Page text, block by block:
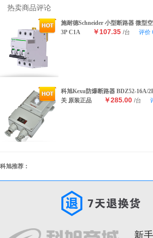
热卖商品评论
施耐德Schneider 小型断路器 微型
3P C1A
￥107.35 /台 评价
科旭Kexu防爆断路器 BDZ52-16A/
关 原装正品
￥285.00 /台
科旭推荐：
新